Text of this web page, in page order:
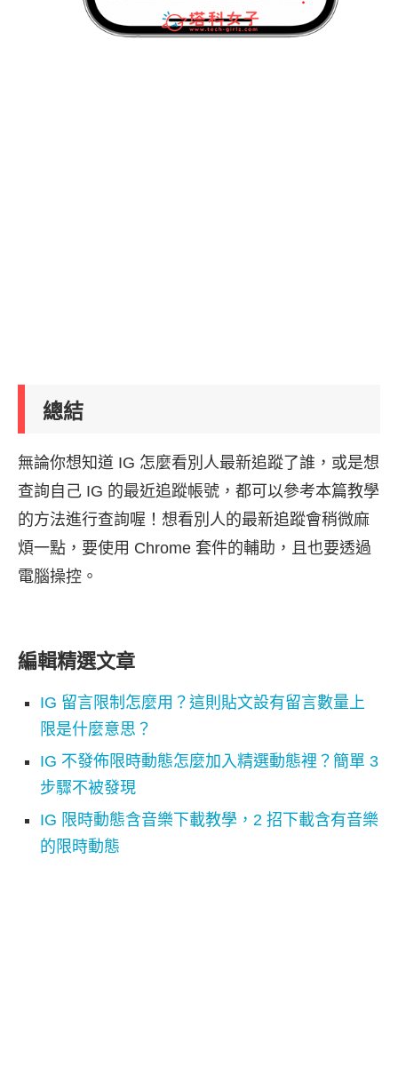
總結
無論你想知道 IG 怎麼看別人最新追蹤了誰，或是想
查詢自己 IG 的最近追蹤帳號，都可以參考本篇教學
的方法進行查詢喔！想看別人的最新追蹤會稍微麻
煩一點，要使用 Chrome 套件的輔助，且也要透過
電腦操控。
編輯精選文章
IG 留言限制怎麼用？這則貼文設有留言數量上
限是什麼意思？
IG 不發佈限時動態怎麼加入精選動態裡？簡單 3
步驟不被發現
IG 限時動態含音樂下載教學，2 招下載含有音樂
的限時動態